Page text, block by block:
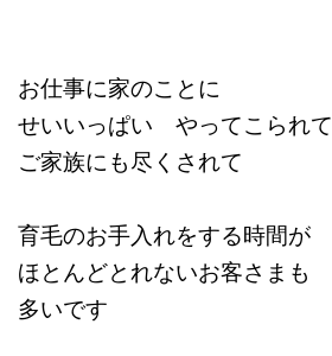
お仕事に家のことに
せいいっぱい やってこられて
ご家族にも尽くされて
育毛のお手入れをする時間が
ほとんどとれないお客さまも
多いです